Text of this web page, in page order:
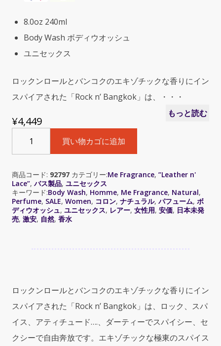
8.0oz 240ml
Body Wash ボディウオッシュ
ユニセックス
ロックンロールとバンコクのエキゾチックな香りにイン
スパイアされた「Rock n’ Bangkok」は、・・・
もっと読む
¥4,449
Lace
ザ
ー
＆
レ
ー
by
Fragrance
quantity
買い物カゴに追加
商品コード: 92797 カテゴリー:Me Fragrance, ”Leather n'
Lace”, バス製品, ユニセックス
キーワード:Body Wash, Homme, Me Fragrance, Natural,
Perfume, SALE, Women, コロン, ナチュラル, パフューム, ボ
ディウオッシュ, ユニセックス, レアー, 女性用, 安価, 日本未発
売, 激安, 自然, 香水
ロックンロールとバンコクのエキゾチックな香りにイン
スパイアされた「Rock n’ Bangkok」は、ロック、スパ
イス、アティチュード….、ダーティーでスパイシー、セ
クシーで自由奔放です。エキゾチックな極東のスパイス